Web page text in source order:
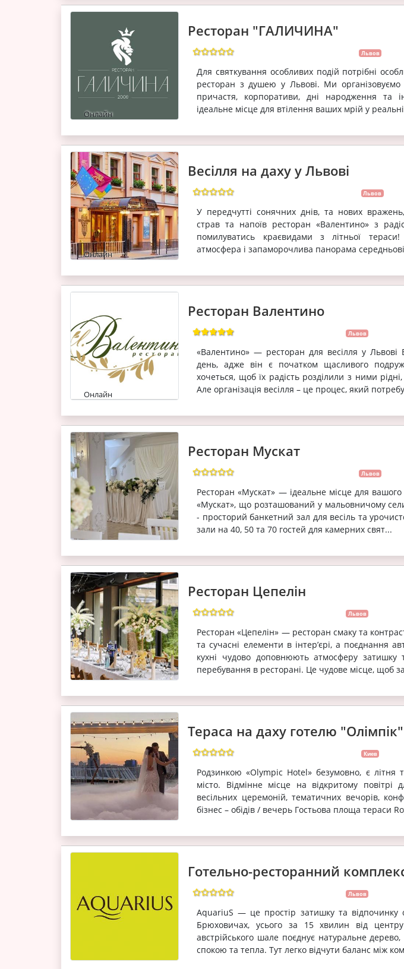
Онлайн
Ресторан "ГАЛИЧИНА"
Львов
Для святкування особливих подій потрібні
ресторан з душею у Львові. Ми організовуємо
причастя, корпоративи, дні народження та
ідеальне місце для втілення ваших мрій у
Онлайн
Весілля на даху у Львові
Львов
У передчутті сонячних днів, та нових
страв та напоїв ресторан «Валентино» з
помилуватись краєвидами з літньої
атмосфера і запаморочлива панорама
Онлайн
Ресторан Валентино
Львов
«Валентино» — ресторан для весілля у
день, адже він є початком щасливого
хочеться, щоб їх радість розділили з ними
Але організація весілля – це процес, який
Ресторан Мускат
Львов
Ресторан «Мускат» — ідеальне місце для
«Мускат», що розташований у мальовничому
- просторий банкетний зал для весіль та
зали на 40, 50 та 70 гостей для камерних свят...
Ресторан Цепелін
Львов
Ресторан «Цепелін» — ресторан смаку та
та сучасні елементи в інтер’єрі, а поєднання
кухні чудово доповнюють атмосферу затишку
перебування в ресторані. Це чудове місце, щоб
Тераса на даху готелю "Олімпік"
Киев
Родзинкою «Olympic Hotel» безумовно, є
місто. Відмінне місце на відкритому повітрі
весільних церемоній, тематичних вечорів,
бізнес – обідів / вечерь Гостьова площа тераси
Готельно-ресторанний
Львов
AquariuS — це простір затишку та відпочинку
Брюховичах, усього за 15 хвилин від
австрійського шале поєднує натуральне
спокою та тепла. Тут легко відчути баланс між